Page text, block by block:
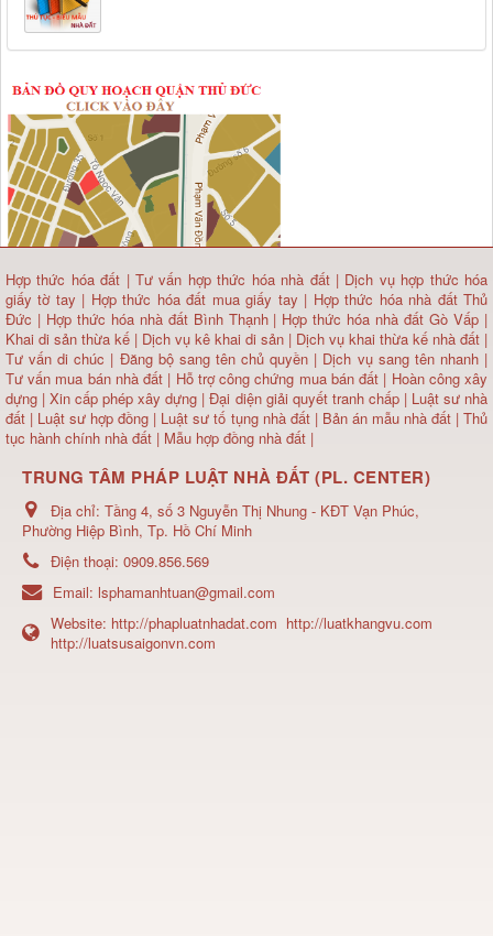
Hợp thức hóa đất |Tư vấn hợp thức hóa nhà đất| Dịch vụ hợp thức hóa
giấy tờ tay | Hợp thức hóa đất mua giấy tay | Hợp thức hóa nhà đất Thủ
Đức | Hợp thức hóa nhà đất Bình Thạnh | Hợp thức hóa nhà đất Gò Vấp |
Khai di sản thừa kế | Dịch vụ kê khai di sản | Dịch vụ khai thừa kế nhà đất |
Tư vấn di chúc | Đăng bộ sang tên chủ quyền | Dịch vụ sang tên nhanh |
Tư vấn mua bán nhà đất | Hỗ trợ công chứng mua bán đất | Hoàn công xây
dựng | Xin cấp phép xây dựng |Đại diện giải quyết tranh chấp | Luật sư nhà
đất | Luật sư hợp đồng | Luật sư tố tụng nhà đất | Bản án mẫu nhà đất|Thủ
tục hành chính nhà đất | Mẫu hợp đồng nhà đất |
TRUNG TÂM PHÁP LUẬT NHÀ ĐẤT (PL. CENTER)
Địa chỉ: Tầng 4, số 3 Nguyễn Thị Nhung - KĐT Vạn Phúc,
Phường Hiệp Bình, Tp. Hồ Chí Minh
Điện thoại: 0909.856.569
Email: lsphamanhtuan@gmail.com
Website: http://phapluatnhadat.com http://luatkhangvu.com
http://luatsusaigonvn.com